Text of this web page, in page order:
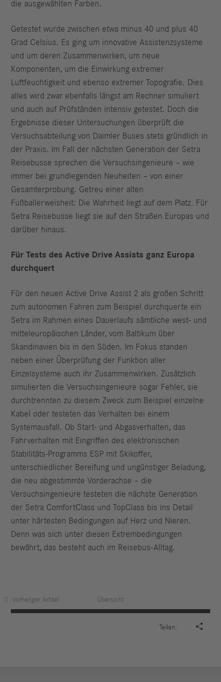
die ausgewählten Farben.
Getestet wurde zwischen etwa minus 40 und plus 40
Grad Celsius. Es ging um innovative Assistenzsysteme
und um deren Zusammenwirken, um neue
Komponenten, um die Einwirkung extremer
Luftfeuchtigkeit und ebenso extremer Topografie. Dies
alles wird zwar ebenfalls längst am Rechner simuliert
und auch auf Prüfständen intensiv getestet. Doch die
Ergebnisse dieser Untersuchungen überprüft die
Versuchsabteilung von Daimler Buses stets gründlich in
der Praxis. Im Fall der nächsten Generation der Setra
Reisebusse sprechen die Versuchsingenieure – wie
immer bei grundlegenden Neuheiten – von einer
Gesamterprobung. Getreu einer alten
Fußballerweisheit: Die Wahrheit liegt auf dem Platz. Für
Setra Reisebusse liegt sie auf den Straßen Europas und
darüber hinaus.
Für Tests des Active Drive Assists ganz Europa
durchquert
Für den neuen Active Drive Assist 2 als großen Schritt
zum autonomen Fahren zum Beispiel durchquerte ein
Setra im Rahmen eines Dauerlaufs sämtliche west- und
mitteleuropäischen Länder, vom Baltikum über
Skandinavien bis in den Süden. Im Fokus standen
neben einer Überprüfung der Funktion aller
Einzelsysteme auch ihr Zusammenwirken. Zusätzlich
simulierten die Versuchsingenieure sogar Fehler, sie
durchtrennten zu diesem Zweck zum Beispiel einzelne
Kabel oder testeten das Verhalten bei einem
Systemausfall. Ob Start- und Abgasverhalten, das
Fahrverhalten mit Eingriffen des elektronischen
Stabilitäts-Programms ESP mit Skikoffer,
unterschiedlicher Bereifung und ungünstiger Beladung,
die neu abgestimmte Vorderachse – die
Versuchsingenieure testeten die nächste Generation
der Setra ComfortClass und TopClass bis ins Detail
unter härtesten Bedingungen auf Herz und Nieren.
Denn was sich unter diesen Extrembedingungen
bewährt, das besteht auch im Reisebus-Alltag.
Vorheriger Artikel Übersicht
Teilen: 